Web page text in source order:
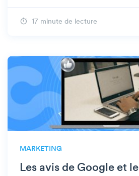
17 minute de lecture
MARKETING
Les avis de Google et le